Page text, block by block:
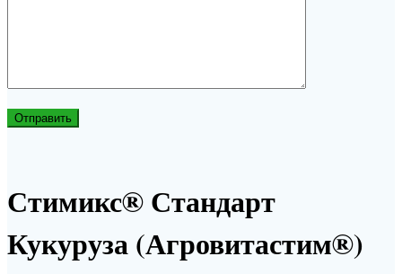
Стимикс® Стандарт
Кукуруза (Агровитастим®)